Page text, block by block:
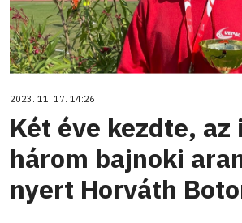
2023. 11. 17. 14:26
Két éve kezdte, az
három bajnoki
nyert Horváth